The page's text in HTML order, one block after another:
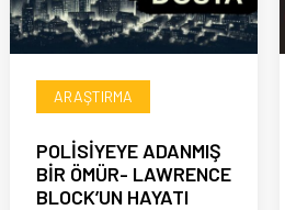
ARAŞTIRMA
POLİSİYEYE ADANMIŞ
BİR ÖMÜR- LAWRENCE
BLOCK’UN HAYATI